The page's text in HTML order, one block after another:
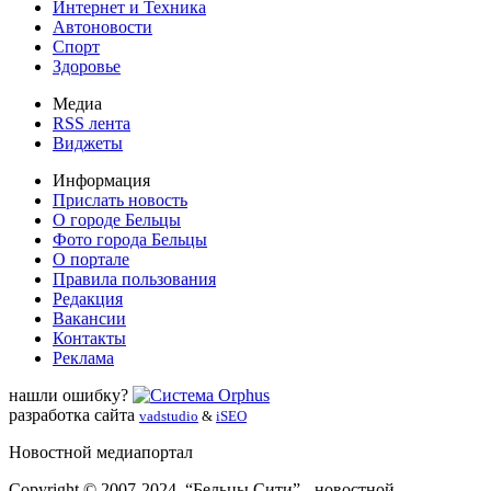
Интернет и Техника
Автоновости
Спорт
Здоровье
Медиа
RSS лента
Виджеты
Информация
Прислать новость
О городе Бельцы
Фото города Бельцы
О портале
Правила пользования
Редакция
Вакансии
Контакты
Реклама
нашли ошибку?
разработка сайта vadstudio & iSEO
Новостной медиапортал